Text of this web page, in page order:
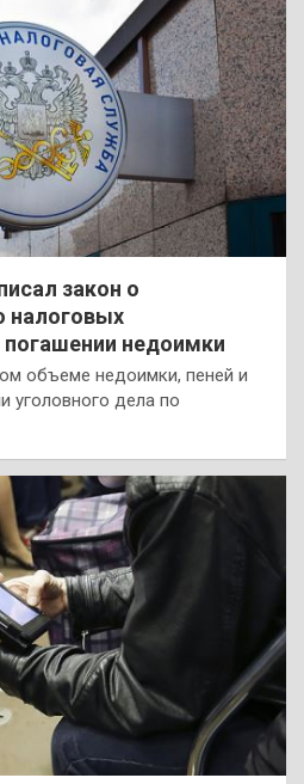
закон о
налоговых
погашении недоимки
объеме недоимки, пеней и
уголовного дела по